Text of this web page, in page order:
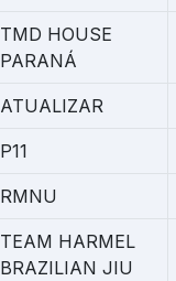
TMD HOUSE
PARANÁ
ATUALIZAR
P11
RMNU
TEAM HARMEL
BRAZILIAN JIU